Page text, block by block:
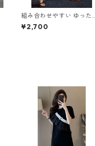
組み合わせやすい ゆったり
キュロットスカート パンツ
m-763
¥2,700